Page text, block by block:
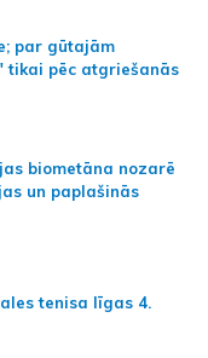
par gūtajām
tikai pēc atgriešanās
biometāna nozarē
un paplašinās
tenisa līgas 4.